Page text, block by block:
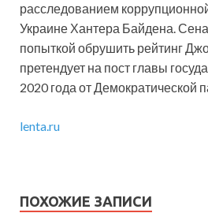
расследованием
Украине Хантера Байдена.
попыткой обрушить рейтинг
претендует на пост главы
2020 года от Демократической
lenta.ru
ПОХОЖИЕ ЗАПИСИ